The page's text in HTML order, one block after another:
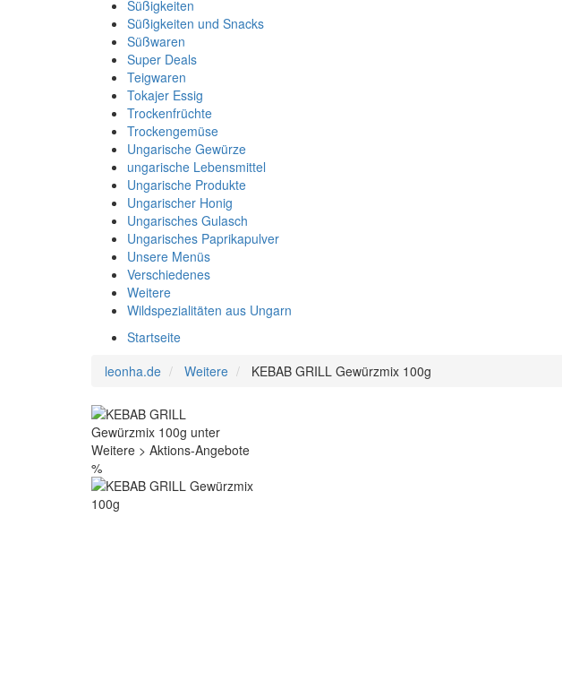
Süßigkeiten
Süßigkeiten und Snacks
Süßwaren
Super Deals
Teigwaren
Tokajer Essig
Trockenfrüchte
Trockengemüse
Ungarische Gewürze
ungarische Lebensmittel
Ungarische Produkte
Ungarischer Honig
Ungarisches Gulasch
Ungarisches Paprikapulver
Unsere Menüs
Verschiedenes
Weitere
Wildspezialitäten aus Ungarn
Startseite
leonha.de
Weitere KEBAB GRILL Gewürzmix 100g